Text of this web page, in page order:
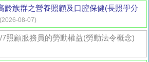
齡族群之營養照顧及口腔保健(長照學分
(2026-08-07)
7照顧服務員的勞動權益(勞動法令概念)